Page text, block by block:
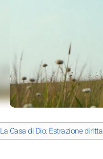
La Casa di Dio: Estrazione diritta